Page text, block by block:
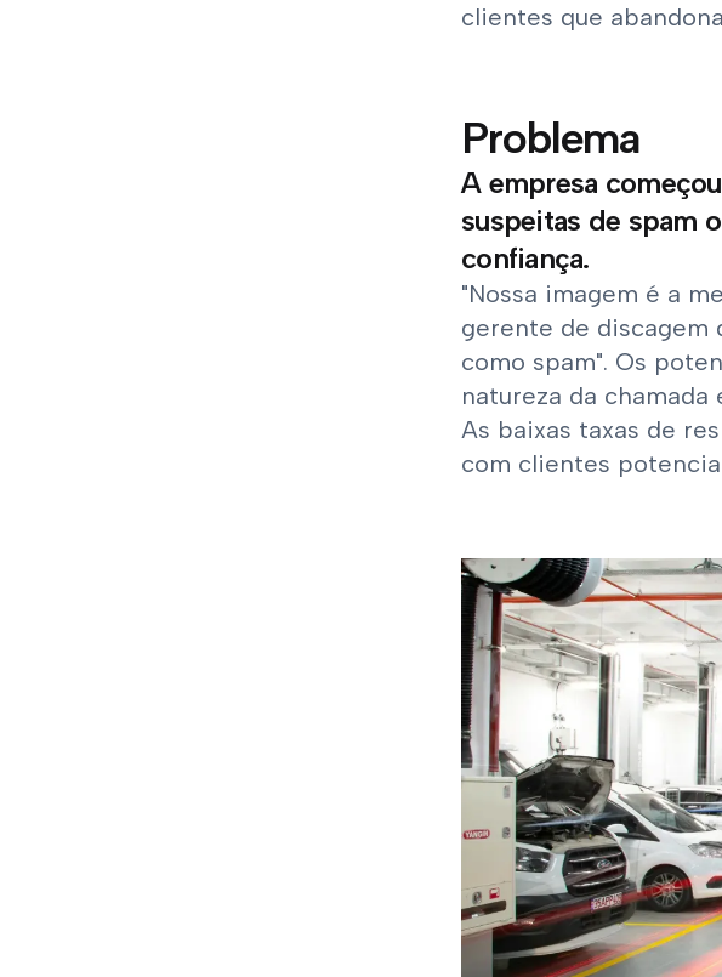
clientes que
Problema
A empresa
suspeitas de spam
confiança.
"Nossa imagem é a
gerente de discagem
como spam". Os
natureza da
As baixas taxas de
com clientes